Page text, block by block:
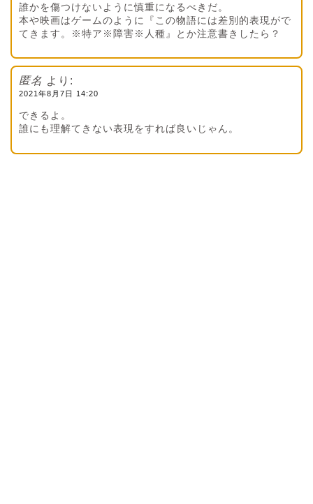
誰かを傷つけないように慎重になるべきだ。
本や映画はゲームのように『この物語には差別的表現がで
てきます。※特ア※障害※人種』とか注意書きしたら？
匿名 より:
2021年8月7日 14:20
できるよ。
誰にも理解てきない表現をすれば良いじゃん。